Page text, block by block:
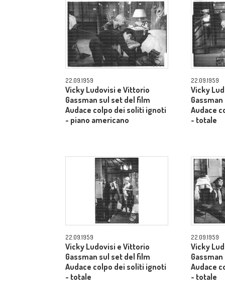
22.09.1959
Vicky Ludovisi e Vittorio
Gassman sul set del film
Audace colpo dei soliti ignoti
- piano americano
22.09.1959
Vicky
Audace
- totale
22.09.1959
Vicky Ludovisi e Vittorio
Gassman sul set del film
Audace colpo dei soliti ignoti
- totale
22.09.1959
Vicky
Audace
- totale